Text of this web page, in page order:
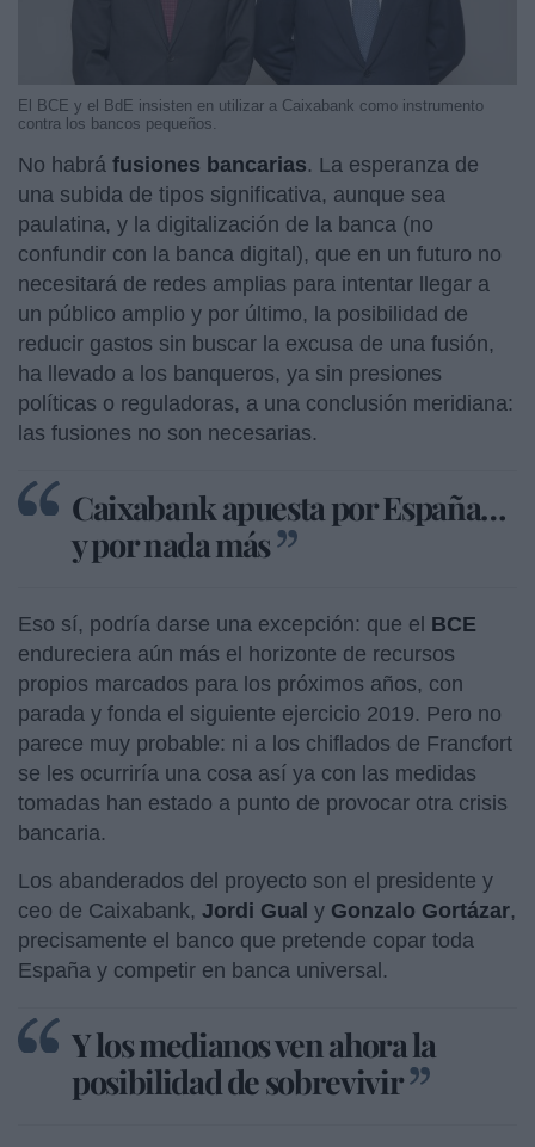
El BCE y el BdE insisten en utilizar a Caixabank como instrumento
contra los bancos pequeños.
No habrá fusiones bancarias. La esperanza de
una subida de tipos significativa, aunque sea
paulatina, y la digitalización de la banca (no
confundir con la banca digital), que en un futuro no
necesitará de redes amplias para intentar llegar a
un público amplio y por último, la posibilidad de
reducir gastos sin buscar la excusa de una fusión,
ha llevado a los banqueros, ya sin presiones
políticas o reguladoras, a una conclusión meridiana:
las fusiones no son necesarias.
Caixabank apuesta por España…
y por nada más
Eso sí, podría darse una excepción: que el BCE
endureciera aún más el horizonte de recursos
propios marcados para los próximos años, con
parada y fonda el siguiente ejercicio 2019. Pero no
parece muy probable: ni a los chiflados de Francfort
se les ocurriría una cosa así ya con las medidas
tomadas han estado a punto de provocar otra crisis
bancaria.
Los abanderados del proyecto son el presidente y
ceo de Caixabank, Jordi Gual y Gonzalo Gortázar,
precisamente el banco que pretende copar toda
España y competir en banca universal.
Y los medianos ven ahora la
posibilidad de sobrevivir